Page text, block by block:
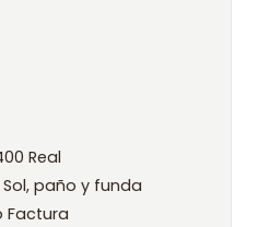
Real
paño y funda
Factura